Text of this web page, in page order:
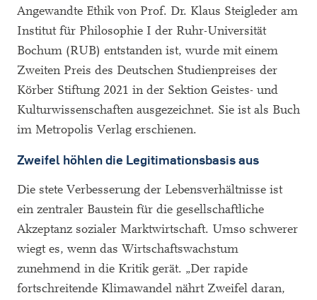
Angewandte Ethik von Prof. Dr. Klaus Steigleder am
Institut für Philosophie I der Ruhr-Universität
Bochum (RUB) entstanden ist, wurde mit einem
Zweiten Preis des Deutschen Studienpreises der
Körber Stiftung 2021 in der Sektion Geistes- und
Kulturwissenschaften ausgezeichnet. Sie ist als Buch
im Metropolis Verlag erschienen.
Zweifel höhlen die Legitimationsbasis aus
Die stete Verbesserung der Lebensverhältnisse ist
ein zentraler Baustein für die gesellschaftliche
Akzeptanz sozialer Marktwirtschaft. Umso schwerer
wiegt es, wenn das Wirtschaftswachstum
zunehmend in die Kritik gerät. „Der rapide
fortschreitende Klimawandel nährt Zweifel daran,